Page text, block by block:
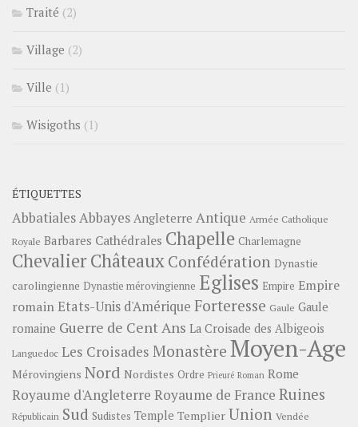
Traité (2)
Village (2)
Ville (1)
Wisigoths (1)
ÉTIQUETTES
Abbatiales Abbayes Angleterre Antique Armée Catholique
Royale Barbares Cathédrales Chapelle Charlemagne
ChevalierChâteauxConfédération Dynastie
carolingienne Dynastie mérovingienne Eglises Empire Empire
romainEtats-Unis d'Amérique Forteresse Gaule Gaule
romaine Guerre de Cent Ans La Croisade des Albigeois
Languedoc Les Croisades Monastère Moyen-Age
Mérovingiens Nord Nordistes Ordre Prieuré Roman Rome
Royaume d'Angleterre Royaume de France Ruines
Républicain Sud Sudistes Temple Templier Union Vendée